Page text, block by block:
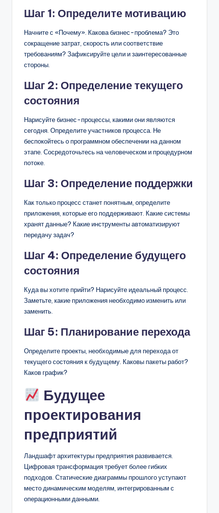
Шаг 1: Определите мотивацию
Начните с «Почему». Какова бизнес-проблема? Это
сокращение затрат, скорость или соответствие
требованиям? Зафиксируйте цели и заинтересованные
стороны.
Шаг 2: Определение текущего
состояния
Нарисуйте бизнес-процессы, какими они являются
сегодня. Определите участников процесса. Не
беспокойтесь о программном обеспечении на данном
этапе. Сосредоточьтесь на человеческом и процедурном
потоке.
Шаг 3: Определение поддержки
Как только процесс станет понятным, определите
приложения, которые его поддерживают. Какие системы
хранят данные? Какие инструменты автоматизируют
передачу задач?
Шаг 4: Определение будущего
состояния
Куда вы хотите прийти? Нарисуйте идеальный процесс.
Заметьте, какие приложения необходимо изменить или
заменить.
Шаг 5: Планирование перехода
Определите проекты, необходимые для перехода от
текущего состояния к будущему. Каковы пакеты работ?
Каков график?
Будущее
проектирования
предприятий
Ландшафт архитектуры предприятия развивается.
Цифровая трансформация требует более гибких
подходов. Статические диаграммы прошлого уступают
место динамическим моделям, интегрированным с
операционными данными.